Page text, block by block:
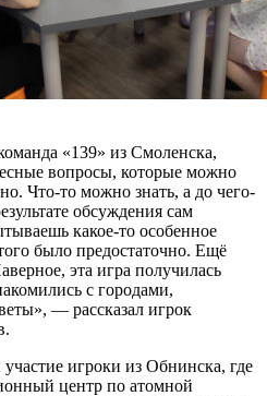
«139» из Смоленска,
вопросы, которые можно
Что-то можно знать, а до чего-
обсуждения сам
какое-то особенное
было предостаточно. Ещё
эта игра получилась
с городами,
— рассказал игрок
игроки из Обнинска, где
центр по атомной